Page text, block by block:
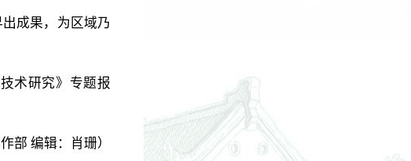
成果，为区域乃
术研究》专题报
部 编辑：肖珊）